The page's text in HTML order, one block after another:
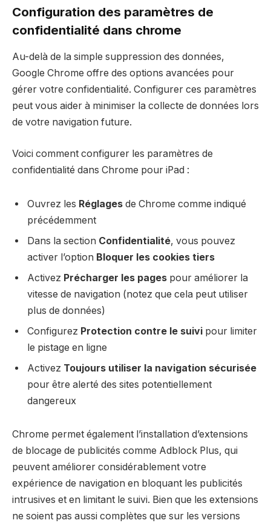
Configuration des paramètres de
confidentialité dans chrome
Au-delà de la simple suppression des données,
Google Chrome offre des options avancées pour
gérer votre confidentialité. Configurer ces paramètres
peut vous aider à minimiser la collecte de données lors
de votre navigation future.
Voici comment configurer les paramètres de
confidentialité dans Chrome pour iPad :
Ouvrez les Réglages de Chrome comme indiqué
précédemment
Dans la section Confidentialité, vous pouvez
activer l’option Bloquer les cookies tiers
Activez Précharger les pages pour améliorer la
vitesse de navigation (notez que cela peut utiliser
plus de données)
Configurez Protection contre le suivi pour limiter
le pistage en ligne
Activez Toujours utiliser la navigation sécurisée
pour être alerté des sites potentiellement
dangereux
Chrome permet également l’installation d’extensions
de blocage de publicités comme Adblock Plus, qui
peuvent améliorer considérablement votre
expérience de navigation en bloquant les publicités
intrusives et en limitant le suivi. Bien que les extensions
ne soient pas aussi complètes que sur les versions